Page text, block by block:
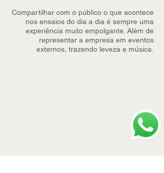
Compartilhar com o público o que acontece
nos ensaios do dia a dia é sempre uma
experiência muito empolgante. Além de
representar a empresa em eventos
externos, trazendo leveza e música.